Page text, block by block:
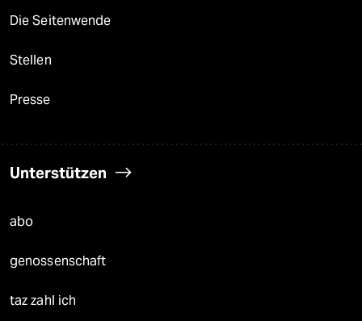
Die Seitenwende
Stellen
Presse
Unterstützen
abo
genossenschaft
taz zahl ich